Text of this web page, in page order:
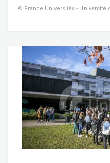
© France Universités - Université